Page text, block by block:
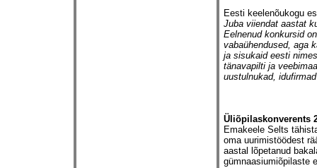
Eesti keelenõukogu
Juba viiendat aastat
Eelnenud konkursid
vabaühendused, aga
ja sisukaid eesti
tänavapilti ja
uustulnukad,
Üliõpilaskonverents
Emakeele Selts
oma uurimistöödest
aastal lõpetanud
gümnaasiumiõpilaste